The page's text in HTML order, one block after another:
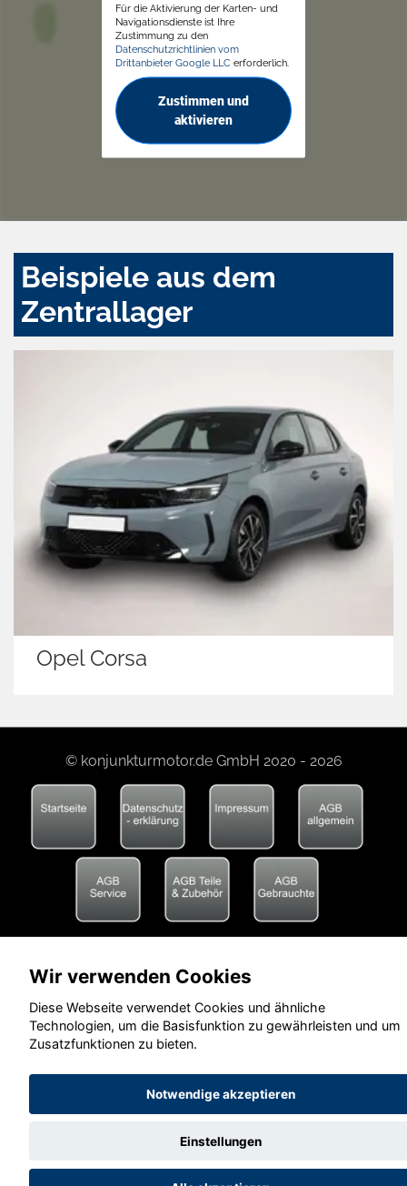
Für die Aktivierung der Karten- und
Navigationsdienste ist Ihre
Zustimmung zu den
Datenschutzrichtlinien vom
Drittanbieter Google LLC erforderlich.
Zustimmen und
aktivieren
Beispiele aus dem
Zentrallager
Opel Corsa
© konjunkturmotor.de GmbH 2020 - 2026
Wir verwenden Cookies
Diese Webseite verwendet Cookies und ähnliche
Technologien, um die Basisfunktion zu gewährleisten und um
Zusatzfunktionen zu bieten.
Notwendige akzeptieren
Einstellungen